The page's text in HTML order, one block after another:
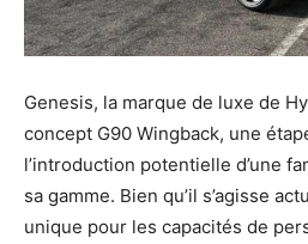
Genesis, la marque de luxe de
concept G90 Wingback, une
l’introduction potentielle d’une
sa gamme. Bien qu’il s’agisse
unique pour les capacités de